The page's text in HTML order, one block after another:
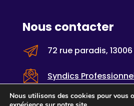
Nous contacter
72 rue paradis,
Syndics
Nous utilisons des cookies pour vous